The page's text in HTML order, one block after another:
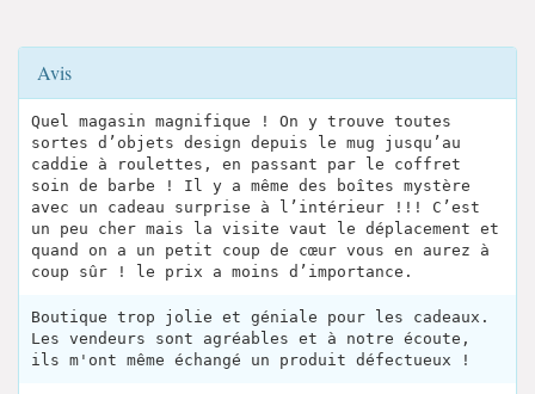
Avis
Quel magasin magnifique ! On y trouve toutes
sortes d’objets design depuis le mug jusqu’au
caddie à roulettes, en passant par le coffret
soin de barbe ! Il y a même des boîtes mystère
avec un cadeau surprise à l’intérieur !!! C’est
un peu cher mais la visite vaut le déplacement et
quand on a un petit coup de cœur vous en aurez à
coup sûr ! le prix a moins d’importance.
Boutique trop jolie et géniale pour les cadeaux.
Les vendeurs sont agréables et à notre écoute,
ils m'ont même échangé un produit défectueux !